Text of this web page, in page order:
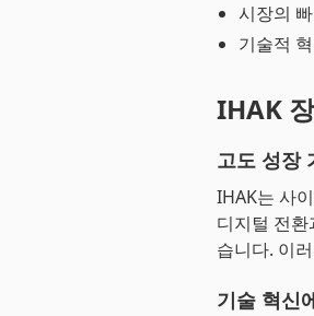
시장의
기술적
IHAK
고도 성장
IHAK는 사
디지털 전
습니다. 이
기술 혁신